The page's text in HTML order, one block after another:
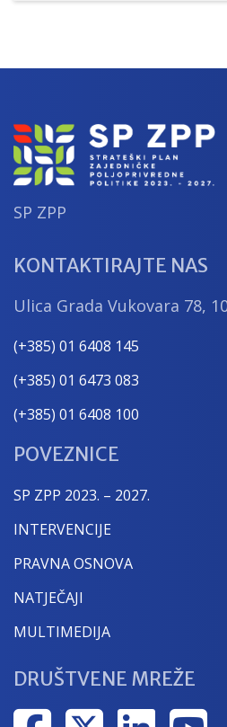
Hrvatske 2023. –
SP ZPP
KONTAKTIRAJTE NAS
Ulica Grada Vukovara 78,
(+385) 01 6408 145
(+385) 01 6473 083
(+385) 01 6408 100
POVEZNICE
SP ZPP 2023. – 2027.
INTERVENCIJE
PRAVNA OSNOVA
NATJEČAJI
MULTIMEDIJA
DRUŠTVENE MREŽE